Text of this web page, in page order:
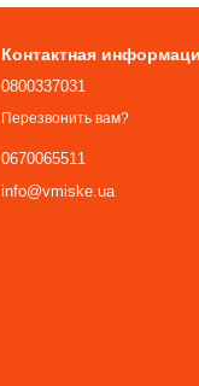
Контактная
0800337031
Перезвонить вам?
0670065511
info@vmiske.ua